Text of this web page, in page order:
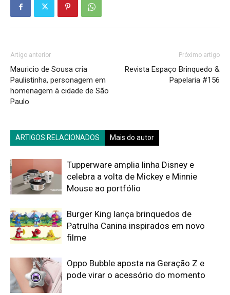
Artigo anterior
Mauricio de Sousa cria
Paulistinha, personagem em
homenagem à cidade de São
Paulo
Próximo artigo
Revista Espaço Brinquedo &
Papelaria #156
ARTIGOS RELACIONADOS Mais do autor
Tupperware amplia linha Disney e
celebra a volta de Mickey e Minnie
Mouse ao portfólio
Burger King lança brinquedos de
Patrulha Canina inspirados em novo
filme
Oppo Bubble aposta na Geração Z e
pode virar o acessório do momento